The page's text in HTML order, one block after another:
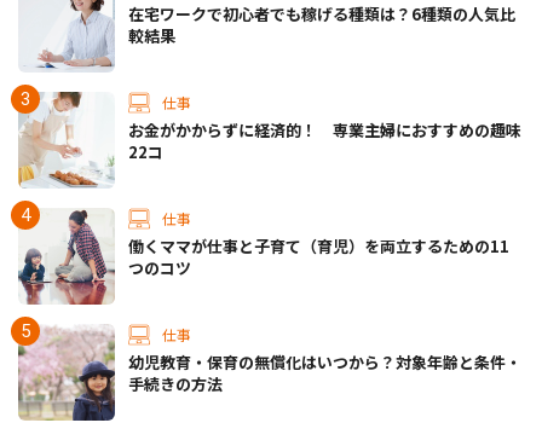
在宅ワークで初心者でも稼げる種類は？6種類の人気比
較結果
仕事
お金がかからずに経済的！ 専業主婦におすすめの趣味
22コ
仕事
働くママが仕事と子育て（育児）を両立するための11
つのコツ
仕事
幼児教育・保育の無償化はいつから？対象年齢と条件・
手続きの方法